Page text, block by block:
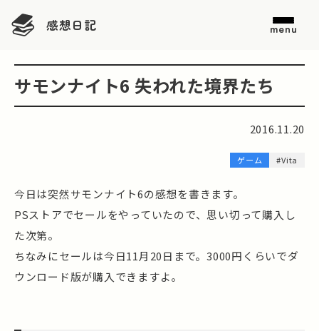
感想日記 menu
サモンナイト6 失われた境界たち
2016.11.20
ゲーム #Vita
今日は突然サモンナイト6の感想を書きます。
PSストアでセールをやっていたので、思い切って購入し
た次第。
ちなみにセールは今日11月20日まで。3000円くらいでダ
ウンロード版が購入できますよ。